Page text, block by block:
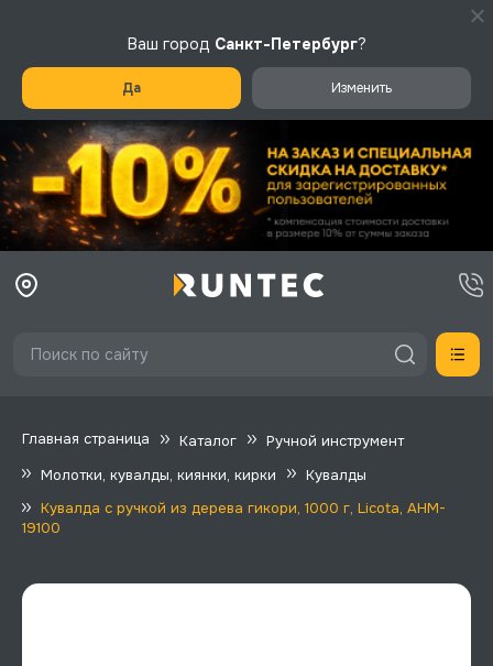
Ваш город Санкт-Петербург?
Да Изменить
Главная страница Каталог
Ручной инструмент
Молотки, кувалды, киянки, кирки
Кувалды
Кувалда с ручкой из дерева гикори, 1000 г, Licota, AHM-
19100